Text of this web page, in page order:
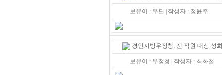
보유어 : 우편 | 작성자 : 정윤주
경인지방우정청, 전 직원 대상 성
보유어 : 우정청 | 작성자 : 최화철